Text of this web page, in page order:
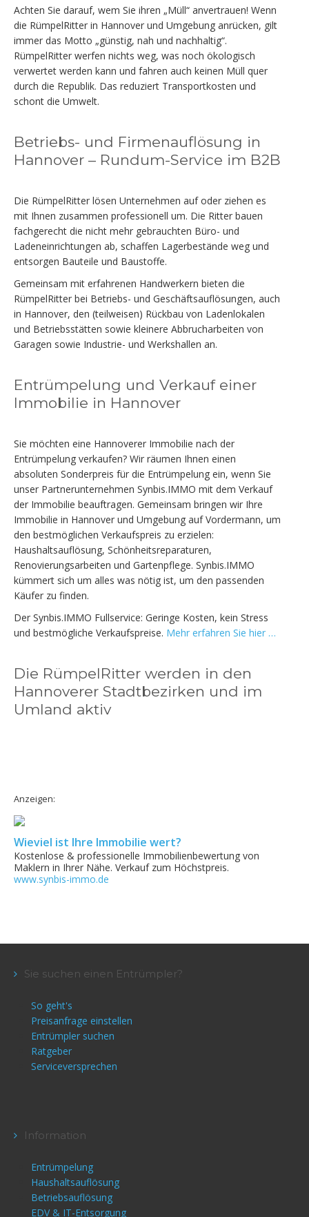
Achten Sie darauf, wem Sie ihren „Müll“ anvertrauen! Wenn
die RümpelRitter in Hannover und Umgebung anrücken, gilt
immer das Motto „günstig, nah und nachhaltig“.
RümpelRitter werfen nichts weg, was noch ökologisch
verwertet werden kann und fahren auch keinen Müll quer
durch die Republik. Das reduziert Transportkosten und
schont die Umwelt.
Betriebs- und Firmenauflösung in
Hannover – Rundum-Service im B2B
Die RümpelRitter lösen Unternehmen auf oder ziehen es
mit Ihnen zusammen professionell um. Die Ritter bauen
fachgerecht die nicht mehr gebrauchten Büro- und
Ladeneinrichtungen ab, schaffen Lagerbestände weg und
entsorgen Bauteile und Baustoffe.
Gemeinsam mit erfahrenen Handwerkern bieten die
RümpelRitter bei Betriebs- und Geschäftsauflösungen, auch
in Hannover, den (teilweisen) Rückbau von Ladenlokalen
und Betriebsstätten sowie kleinere Abbrucharbeiten von
Garagen sowie Industrie- und Werkshallen an.
Entrümpelung und Verkauf einer
Immobilie in Hannover
Sie möchten eine Hannoverer Immobilie nach der
Entrümpelung verkaufen? Wir räumen Ihnen einen
absoluten Sonderpreis für die Entrümpelung ein, wenn Sie
unser Partnerunternehmen Synbis.IMMO mit dem Verkauf
der Immobilie beauftragen. Gemeinsam bringen wir Ihre
Immobilie in Hannover und Umgebung auf Vordermann, um
den bestmöglichen Verkaufspreis zu erzielen:
Haushaltsauflösung, Schönheitsreparaturen,
Renovierungsarbeiten und Gartenpflege. Synbis.IMMO
kümmert sich um alles was nötig ist, um den passenden
Käufer zu finden.
Der Synbis.IMMO Fullservice: Geringe Kosten, kein Stress
und bestmögliche Verkaufspreise. Mehr erfahren Sie hier …
Die RümpelRitter werden in den
Hannoverer Stadtbezirken und im
Umland aktiv
Anzeigen:
Wieviel ist Ihre Immobilie wert?
Kostenlose & professionelle Immobilienbewertung von
Maklern in Ihrer Nähe. Verkauf zum Höchstpreis.
www.synbis-immo.de
Sie suchen einen Entrümpler?
So geht's
Preisanfrage einstellen
Entrümpler suchen
Ratgeber
Serviceversprechen
Information
Entrümpelung
Haushaltsauflösung
Betriebsauflösung
EDV & IT-Entsorgung